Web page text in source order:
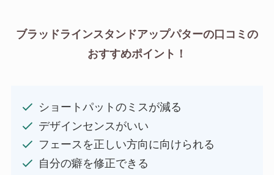
ブラッドラインスタンドアップパターの口コミの
おすすめポイント！
ショートパットのミスが減る
デザインセンスがいい
フェースを正しい方向に向けられる
自分の癖を修正できる